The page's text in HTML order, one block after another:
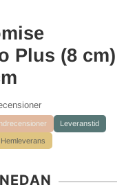
Plus (8 cm)
Leveranstid